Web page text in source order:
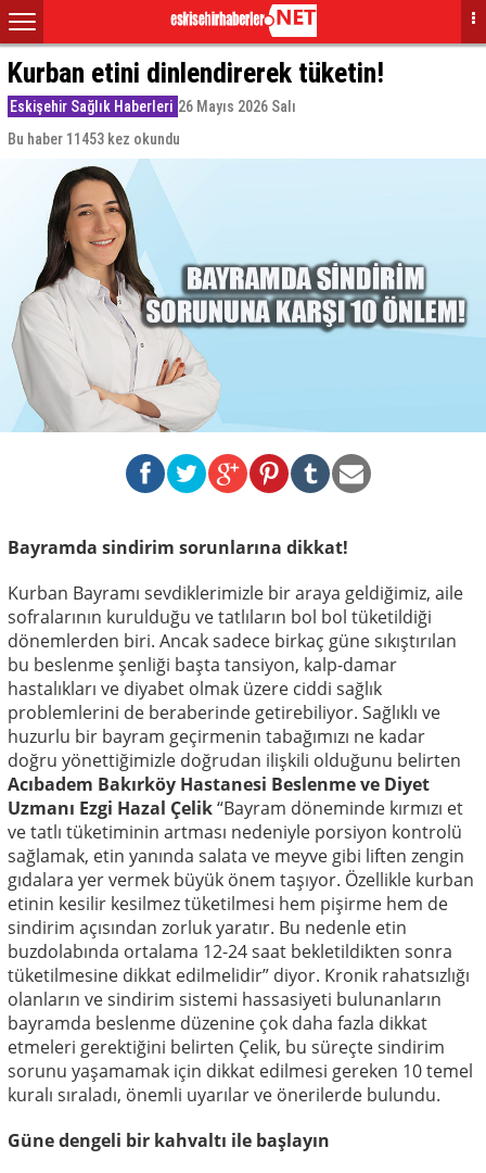
Kurban etini dinlendirerek tüketin!
Eskişehir Sağlık Haberleri 26 Mayıs 2026 Salı
Bu haber 11453 kez okundu
Bayramda sindirim sorunlarına dikkat!
Kurban Bayramı sevdiklerimizle bir araya geldiğimiz, aile
sofralarının kurulduğu ve tatlıların bol bol tüketildiği
dönemlerden biri. Ancak sadece birkaç güne sıkıştırılan
bu beslenme şenliği başta tansiyon, kalp-damar
hastalıkları ve diyabet olmak üzere ciddi sağlık
problemlerini de beraberinde getirebiliyor. Sağlıklı ve
huzurlu bir bayram geçirmenin tabağımızı ne kadar
doğru yönettiğimizle doğrudan ilişkili olduğunu belirten
Acıbadem Bakırköy Hastanesi Beslenme ve Diyet
Uzmanı Ezgi Hazal Çelik“Bayram döneminde kırmızı et
ve tatlı tüketiminin artması nedeniyle porsiyon kontrolü
sağlamak, etin yanında salata ve meyve gibi liften zengin
gıdalara yer vermek büyük önem taşıyor. Özellikle kurban
etinin kesilir kesilmez tüketilmesi hem pişirme hem de
sindirim açısından zorluk yaratır. Bu nedenle etin
buzdolabında ortalama 12-24 saat bekletildikten sonra
tüketilmesine dikkat edilmelidir” diyor. Kronik rahatsızlığı
olanların ve sindirim sistemi hassasiyeti bulunanların
bayramda beslenme düzenine çok daha fazla dikkat
etmeleri gerektiğini belirten Çelik, bu süreçtesindirim
sorunu yaşamamak için dikkat edilmesi gereken 10 temel
kuralı sıraladı, önemli uyarılar ve önerilerde bulundu.
Güne dengeli bir kahvaltı ile başlayın